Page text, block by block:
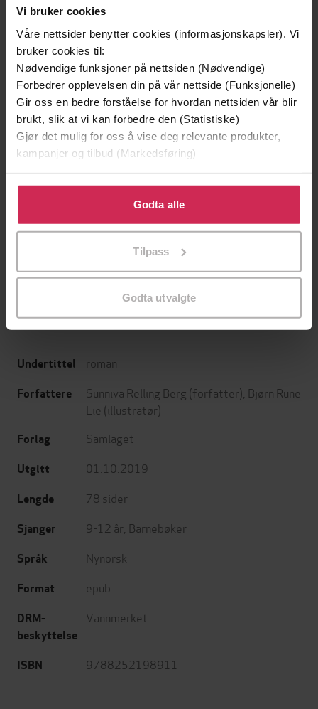
Vi bruker cookies
Våre nettsider benytter cookies (informasjonskapsler). Vi
bruker cookies til:
Nødvendige funksjoner på nettsiden (Nødvendige)
Forbedrer opplevelsen din på vår nettside (Funksjonelle)
Gir oss en bedre forståelse for hvordan nettsiden vår blir
brukt, slik at vi kan forbedre den (Statistiske)
Gjør det mulig for oss å vise deg relevante produkter,
kampanjer og tilbud (Markedsføring)
Klikk på «Godta alle» for å gi oss ditt samtykke til å
bruke cookies for alle disse formålene. Du kan også
tilpasse ditt samtykke til spesifikke formål ved å klikke
Godta alle
Tilpass
Godta utvalgte
249,-
Ken Follett
229,-
Camilla Läckberg
Undertittel roman
Forfattere Sunniva Relling Berg (forfatter), Bjørn Rune
Lie (illustratør)
Forlag Samlaget
Utgitt 01.10.2019
Lengde 78 sider
Sjanger 9-12 år Barnebøker
Språk Nynorsk
Format epub
DRM-
beskyttelse
Vannmerket
ISBN 9788252198911